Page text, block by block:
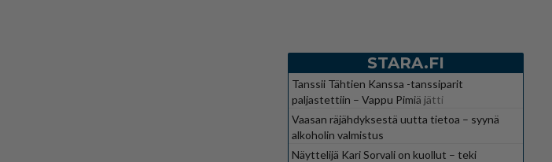
STARA.FI
Tanssii Tähtien Kanssa -tanssiparit
paljastettiin – Vappu Pimiä jätti
suosikkiohjelman
Vaasan räjähdyksestä uutta tietoa – syynä
alkoholin valmistus
Näyttelijä Kari Sorvali on kuollut – teki